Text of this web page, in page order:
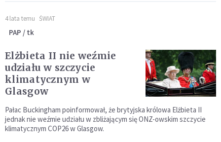
4 lata temu ŚWIAT
PAP / tk
Elżbieta II nie weźmie
udziału w szczycie
klimatycznym w
Glasgow
Pałac Buckingham poinformował, że brytyjska królowa Elżbieta II
jednak nie weźmie udziału w zbliżającym się ONZ-owskim szczycie
klimatycznym COP26 w Glasgow.